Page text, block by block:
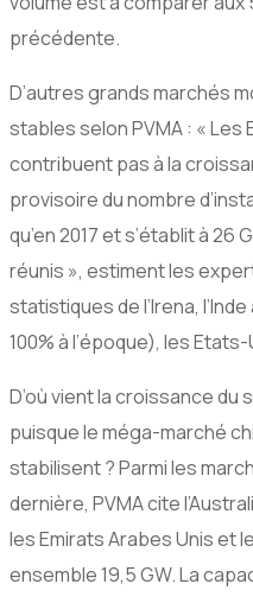
précédente.
D’autres grands marchés
stables selon PVMA : « Les
contribuent pas à la
provisoire du nombre
qu’en 2017 et s’établit à
réunis », estiment les
statistiques de l’Irena,
100% à l’époque), les
D’où vient la croissance du
puisque le méga-marché
stabilisent ? Parmi les
dernière, PVMA cite
les Emirats Arabes Unis et
ensemble 19,5 GW. La